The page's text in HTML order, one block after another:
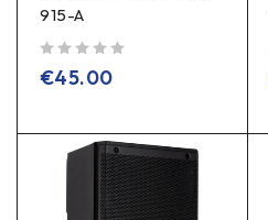
915-A
€45.00